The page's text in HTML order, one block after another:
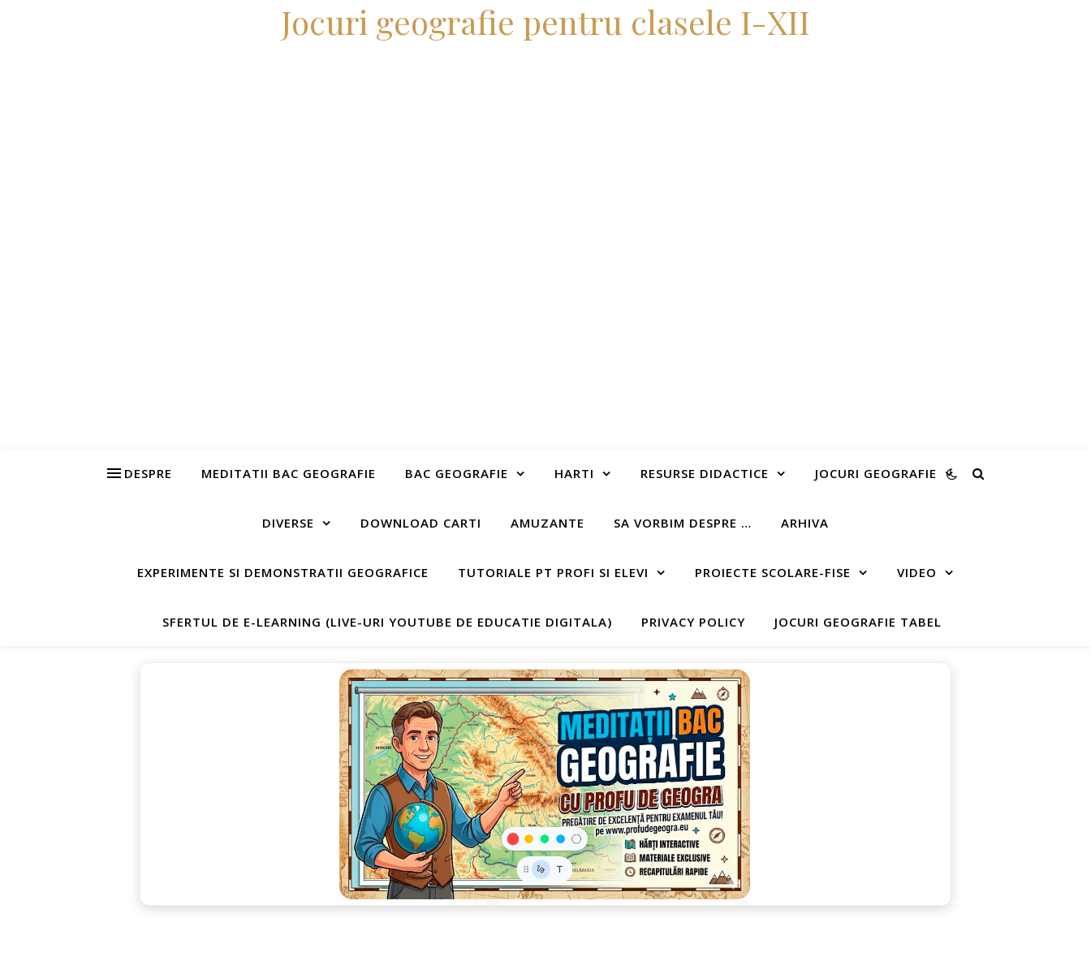
Jocuri geografie pentru clasele I-XII
DESPRE MEDITATII BAC GEOGRAFIE BAC GEOGRAFIE HARTI RESURSE DIDACTICE JOCURI GEOGRAFIE
DIVERSE DOWNLOAD CARTI AMUZANTE SA VORBIM DESPRE … ARHIVA
EXPERIMENTE SI DEMONSTRATII GEOGRAFICE TUTORIALE PT PROFI SI ELEVI PROIECTE SCOLARE-FISE VIDEO
SFERTUL DE E-LEARNING (LIVE-URI YOUTUBE DE EDUCATIE DIGITALA) PRIVACY POLICY JOCURI GEOGRAFIE TABEL